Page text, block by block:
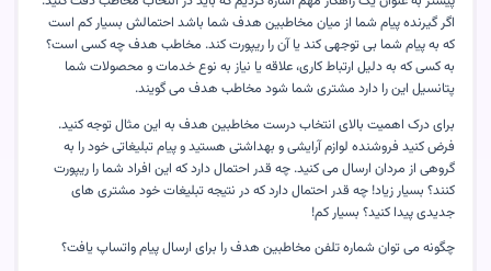
اگر گیرنده پیام شما از میان مخاطبین هدف شما باشد احتمالش بسیار کم است
که به پیام شما بی توجهی کند یا آن را ریپورت کند. مخاطب هدف چه کسی است؟
به کسی که به دلیل ارتباط کاری، علاقه یا نیاز به نوع خدمات و محصولات شما
پتانسیل این را دارد مشتری شما شود مخاطب هدف می گویند.
برای درک اهمیت بالای انتخاب درست مخاطبین هدف به این مثال توجه کنید.
فرض کنید فروشنده لوازم آرایشی و بهداشتی هستید و پیام تبلیغاتی خود را به
گروهی از مردان ارسال می کنید. چه قدر احتمال دارد که این افراد شما را ریپورت
کنند؟ بسیار زیاد! چه قدر احتمال دارد که در نتیجه تبلیغات خود مشتری های
جدیدی پیدا کنید؟ بسیار کم!
چگونه می توان شماره تلفن مخاطبین هدف را برای ارسال پیام واتساپ یافت؟